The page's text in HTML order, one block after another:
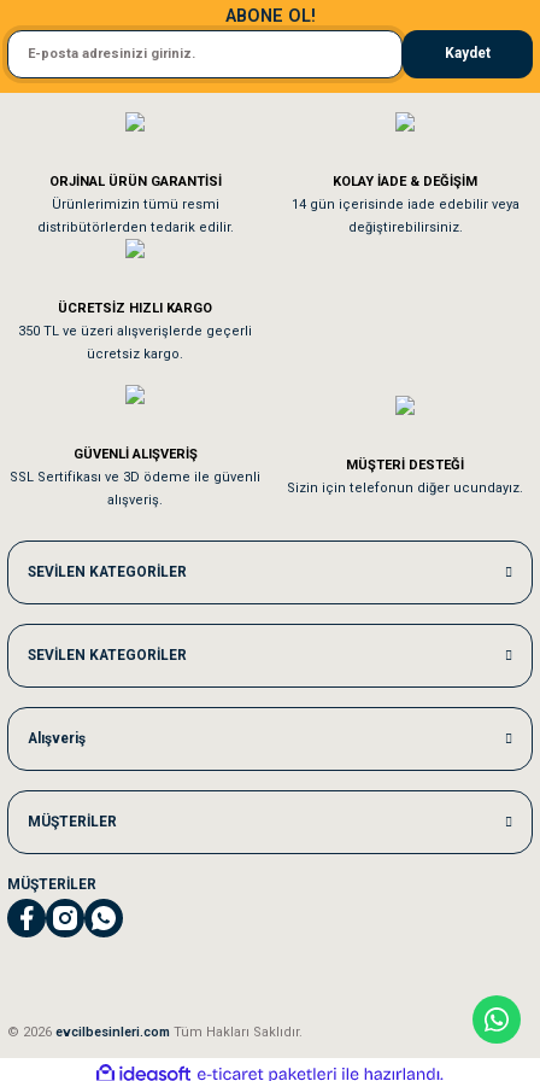
Gönder
Kedim taze mamaya bayıldı kargo fimrasın da bir sorun yaşadım ve arkadaşlar
El**** Ek******
Köpeğim bayıldı hediyeler için teşekkürler
As**** Tu******
Tavşanım kafesinin kalitesine ve paketlemesine bayıldım
Sa**** On******
Kedilerim beğeniyorlar. Memnunuz. Uygun fiyatta olması iyi.
Me***** Ya******
Akşam verdiğim sipariş bir sonraki gün elime ulaştı. Jack russell köpeğim
Ka***** Ar******
Ufak bir sorun harici sorun olmadı sağolsunlar onuda hemen çözdüler
ABONE OL!
Kaydet
ORJİNAL ÜRÜN GARANTİSİ
Ürünlerimizin tümü resmi
distribütörlerden tedarik edilir.
KOLAY İADE & DEĞİŞİM
14 gün içerisinde iade edebilir veya
değiştirebilirsiniz.
ÜCRETSİZ HIZLI KARGO
350 TL ve üzeri alışverişlerde geçerli
ücretsiz kargo.
GÜVENLİ ALIŞVERİŞ
SSL Sertifikası ve 3D ödeme ile güvenli
alışveriş.
MÜŞTERİ DESTEĞİ
Sizin için telefonun diğer ucundayız.
SEVİLEN KATEGORİLER
SEVİLEN KATEGORİLER
Alışveriş
MÜŞTERİLER
MÜŞTERİLER
© 2026 evcilbesinleri.com Tüm Hakları Saklıdır.
ideasoft e-